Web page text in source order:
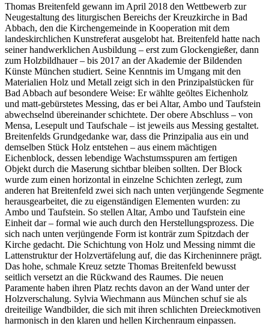
Thomas Breitenfeld gewann im April 2018 den Wettbewerb zur
Neugestaltung des liturgischen Bereichs der Kreuzkirche in Bad
Abbach, den die Kirchengemeinde in Kooperation mit dem
landeskirchlichen Kunstreferat ausgelobt hat. Breitenfeld hatte nach
seiner handwerklichen Ausbildung – erst zum Glockengießer, dann
zum Holzbildhauer – bis 2017 an der Akademie der Bildenden
Künste München studiert. Seine Kenntnis im Umgang mit den
Materialien Holz und Metall zeigt sich in den Prinzipalstücken für
Bad Abbach auf besondere Weise: Er wählte geöltes Eichenholz
und matt-gebürstetes Messing, das er bei Altar, Ambo und Taufstein
abwechselnd übereinander schichtete. Der obere Abschluss – von
Mensa, Lesepult und Taufschale – ist jeweils aus Messing gestaltet.
Breitenfelds Grundgedanke war, dass die Prinzipalia aus ein und
demselben Stück Holz entstehen – aus einem mächtigen
Eichenblock, dessen lebendige Wachstumsspuren am fertigen
Objekt durch die Maserung sichtbar bleiben sollten. Der Block
wurde zum einen horizontal in einzelne Schichten zerlegt, zum
anderen hat Breitenfeld zwei sich nach unten verjüngende Segmente
herausgearbeitet, die zu eigenständigen Elementen wurden: zu
Ambo und Taufstein. So stellen Altar, Ambo und Taufstein eine
Einheit dar – formal wie auch durch den Herstellungsprozess. Die
sich nach unten verjüngende Form ist konträr zum Spitzdach der
Kirche gedacht. Die Schichtung von Holz und Messing nimmt die
Lattenstruktur der Holzvertäfelung auf, die das Kircheninnere prägt.
Das hohe, schmale Kreuz setzte Thomas Breitenfeld bewusst
seitlich versetzt an die Rückwand des Raumes. Die neuen
Paramente haben ihren Platz rechts davon an der Wand unter der
Holzverschalung. Sylvia Wiechmann aus München schuf sie als
dreiteilige Wandbilder, die sich mit ihren schlichten Dreieckmotiven
harmonisch in den klaren und hellen Kirchenraum einpassen.